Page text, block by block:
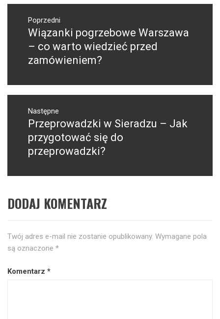
Nawigacja
wpisuPoprzedni
Poprzedni
wpis:
Wiązanki pogrzebowe Warszawa
– co warto wiedzieć przed
zamówieniem?
Następne
Następny
post:
Przeprowadzki w Sieradzu – Jak
przygotować się do
przeprowadzki?
DODAJ KOMENTARZ
Twój adres e-mail nie zostanie opublikowany. Wymagane pola
są oznaczone *
Komentarz *